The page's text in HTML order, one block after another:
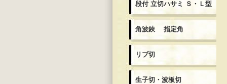
段付 立切ハサミ Ｓ・Ｌ型
角波鋏 指定角
リブ切
生子切・波板切